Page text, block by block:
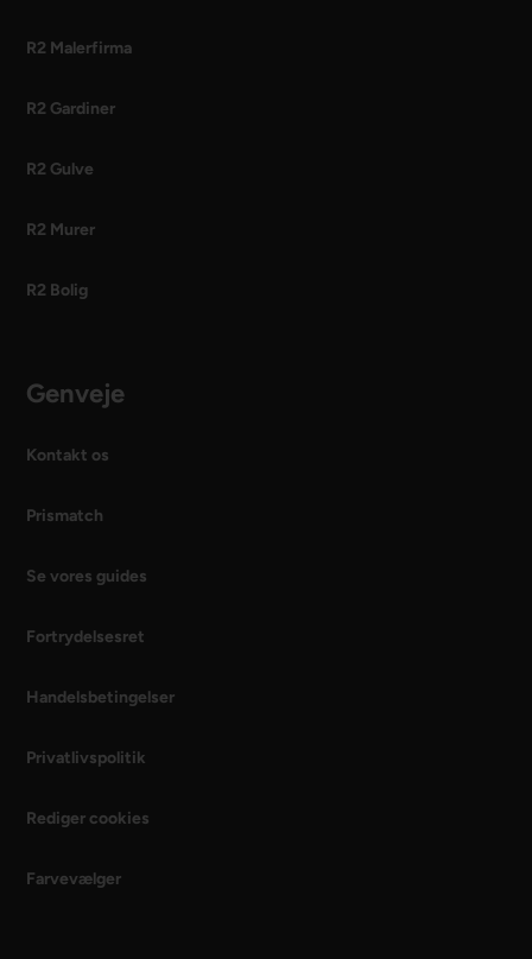
R2 Malerfirma
R2 Gardiner
R2 Gulve
R2 Murer
R2 Bolig
Genveje
Kontakt os
Prismatch
Se vores guides
Fortrydelsesret
Handelsbetingelser
Privatlivspolitik
Rediger cookies
Farvevælger